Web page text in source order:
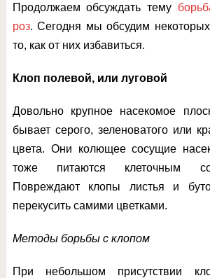
Продолжаем обсуждать тему
роз. Сегодня мы обсудим
то, как от них избавиться.
Клоп полевой, или луговой
Довольно крупное насекомое
бывает серого, зеленоватого или
цвета. Они колющее сосущие
тоже питаются клеточным
Повреждают клопы листья и
перекусить самими цветками.
Методы борьбы с клопом
При небольшом присутствии